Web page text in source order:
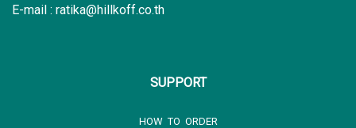
E-mail : ratika@hillkoff.co.th
SUPPORT
HOW TO ORDER